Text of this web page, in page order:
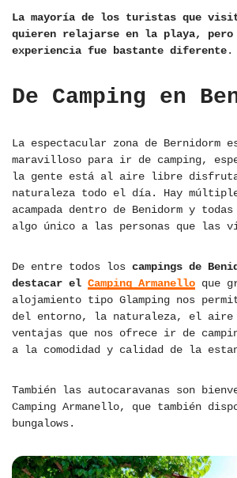
La mayoría de los turistas que
quieren relajarse en la playa, pero
experiencia fue bastante diferente.
De Camping en
La espectacular zona de Bernidorm
maravilloso para ir de camping,
la gente está al aire libre
naturaleza todo el día. Hay
acampada dentro de Benidorm y
algo único a las personas que las
De entre todos los campings de
destacar el Camping Armanello que
alojamiento tipo Glamping nos
del entorno, la naturaleza, el
ventajas que nos ofrece ir de
a la comodidad y calidad de la
También las autocaravanas son
Camping Armanello, que también
bungalows.